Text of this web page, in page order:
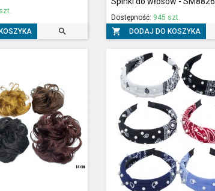

Dostępność: 945 szt.
 DODAJ DO KOSZYKA